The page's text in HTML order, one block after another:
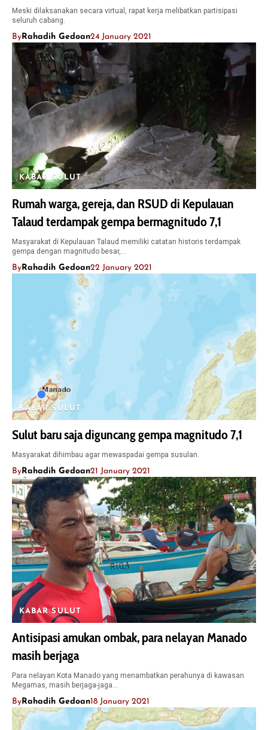
Meski dilaksanakan secara virtual, rapat kerja melibatkan partisipasi
seluruh cabang.
By Rahadih Gedoan24 January 2021
KABAR SULUT
Rumah warga, gereja, dan RSUD di Kepulauan
Talaud terdampak gempa bermagnitudo 7,1
Masyarakat di Kepulauan Talaud memiliki catatan historis terdampak
gempa dengan magnitudo besar,…
By Rahadih Gedoan22 January 2021
KABAR SULUT
Sulut baru saja diguncang gempa magnitudo 7,1
Masyarakat dihimbau agar mewaspadai gempa susulan.
By Rahadih Gedoan21 January 2021
KABAR SULUT
Antisipasi amukan ombak, para nelayan Manado
masih berjaga
Para nelayan Kota Manado yang menambatkan perahunya di kawasan
Megamas, masih berjaga-jaga…
ByRahadih Gedoan18 January 2021